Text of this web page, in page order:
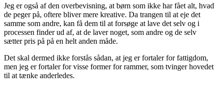
Jeg er også af den overbevisning, at børn som ikke har fået alt, hvad
de peger på, oftere bliver mere kreative. Da trangen til at eje det
samme som andre, kan få dem til at forsøge at lave det selv og i
processen finder ud af, at de laver noget, som andre og de selv
sætter pris på på en helt anden måde.
Det skal dermed ikke forstås sådan, at jeg er fortaler for fattigdom,
men jeg er fortaler for visse former for rammer, som tvinger hovedet
til at tænke anderledes.